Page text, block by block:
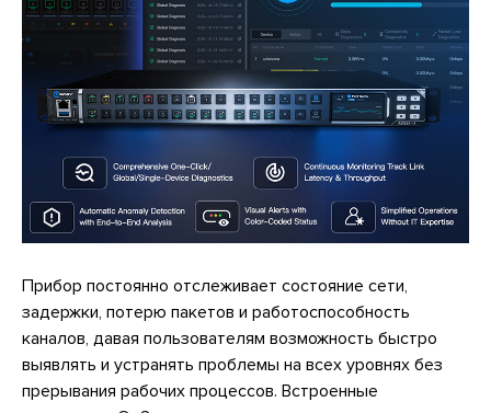
Прибор постоянно отслеживает состояние сети,
задержки, потерю пакетов и работоспособность
каналов, давая пользователям возможность быстро
выявлять и устранять проблемы на всех уровнях без
прерывания рабочих процессов. Встроенные